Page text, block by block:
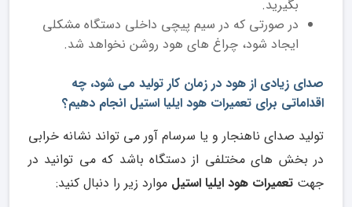
بگیرید.
در صورتی که در سیم پیچی داخلی دستگاه مشکلی
ایجاد شود، چراغ های هود روشن نخواهد شد.
صدای زیادی از هود در زمان کار تولید می شود، چه
اقداماتی برای تعمیرات هود ایلیا استیل انجام دهیم؟
تولید صدای ناهنجار و یا سرسام آور می تواند نشانه خرابی
در بخش های مختلفی از دستگاه باشد که می توانید در
جهت تعمیرات هود ایلیا استیل موارد زیر را دنبال کنید: